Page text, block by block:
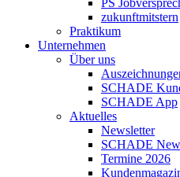
zukunftmitstern
Praktikum
Unternehmen
Über uns
SCHADE
SCHADE App
Aktuelles
Newsletter
SCHADE
Termine 2026